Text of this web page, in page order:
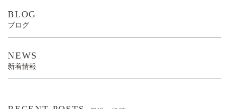
BLOG
ブログ
NEWS
新着情報